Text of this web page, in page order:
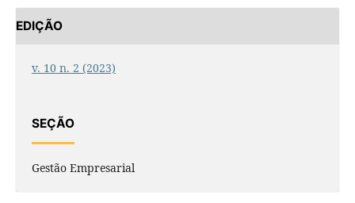
EDIÇÃO
v. 10 n. 2 (2023)
SEÇÃO
Gestão Empresarial